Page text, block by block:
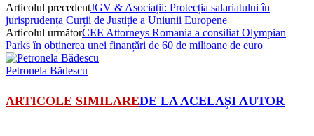
Articolul precedentJGV & Asociații: Protecția salariatului în
jurisprudența Curții de Justiție a Uniunii Europene
Articolul următorCEE Attorneys Romania a consiliat Olympian
Parks în obținerea unei finanțări de 60 de milioane de euro
Petronela Bădescu
ARTICOLE SIMILAREDE LA ACELAȘI AUTOR